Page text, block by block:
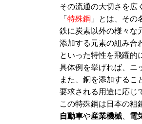
その流通の大切さを広
「 特殊鋼 」とは、その
鉄に炭素以外の様々な
添加する元素の組み合
といった特性を飛躍的
具体例を挙げれば、ニ
また、銅を添加するこ
要求される用途に応じ
この特殊鋼は日本の粗
自動車や産業機械 電